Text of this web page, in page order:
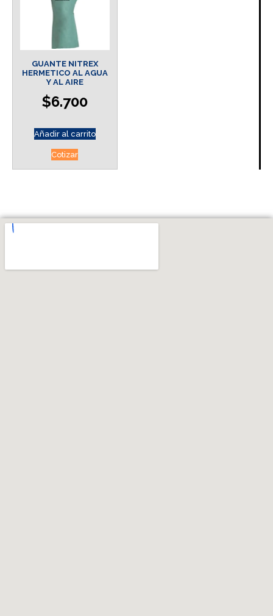
GUANTE NITREX
HERMETICO AL AGUA
Y AL AIRE
$6.700
Añadir al carrito
Cotizar